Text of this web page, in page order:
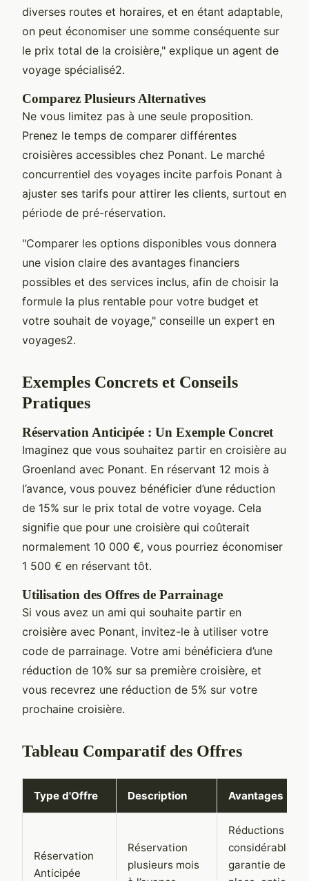
diverses routes et horaires, et en étant adaptable,
on peut économiser une somme conséquente sur
le prix total de la croisière," explique un agent de
voyage spécialisé2.
Comparez Plusieurs Alternatives
Ne vous limitez pas à une seule proposition.
Prenez le temps de comparer différentes
croisières accessibles chez Ponant. Le marché
concurrentiel des voyages incite parfois Ponant à
ajuster ses tarifs pour attirer les clients, surtout en
période de pré-réservation.
"Comparer les options disponibles vous donnera
une vision claire des avantages financiers
possibles et des services inclus, afin de choisir la
formule la plus rentable pour votre budget et
votre souhait de voyage," conseille un expert en
voyages2.
Exemples Concrets et Conseils
Pratiques
Réservation Anticipée : Un Exemple Concret
Imaginez que vous souhaitez partir en croisière au
Groenland avec Ponant. En réservant 12 mois à
l’avance, vous pouvez bénéficier d’une réduction
de 15% sur le prix total de votre voyage. Cela
signifie que pour une croisière qui coûterait
normalement 10 000 €, vous pourriez économiser
1 500 € en réservant tôt.
Utilisation des Offres de Parrainage
Si vous avez un ami qui souhaite partir en
croisière avec Ponant, invitez-le à utiliser votre
code de parrainage. Votre ami bénéficiera d’une
réduction de 10% sur sa première croisière, et
vous recevrez une réduction de 5% sur votre
prochaine croisière.
Tableau Comparatif des Offres
Type d'Offre Description Avantages
Réservation
Anticipée
Réservation
plusieurs mois
Réductions
considérables,
garantie de